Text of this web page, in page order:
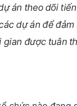
án theo dõi
dự án để đảm
gian được tuân